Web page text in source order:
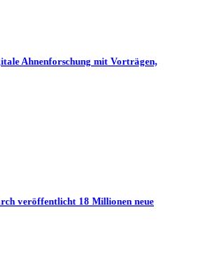
Ahnenforschung mit Vorträgen,
veröffentlicht 18 Millionen neue